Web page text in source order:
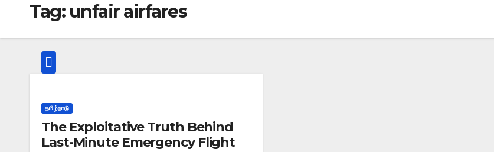
Tag: unfair airfares
தமிழ்நாடு
The Exploitative Truth Behind
Last-Minute Emergency Flight